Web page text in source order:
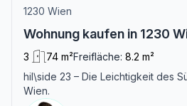
1230 Wien
Wohnung kaufen in 1230
3 74 m²Freifläche: 8.2 m²
hil\side 23 – Die Leichtigkeit des
Wien.